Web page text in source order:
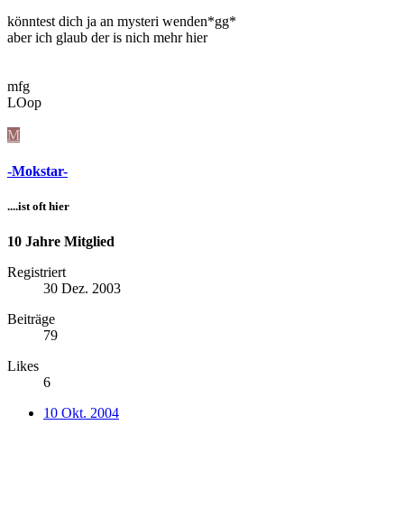
könntest dich ja an mysteri wenden*gg*
aber ich glaub der is nich mehr hier
mfg
LOop
M
-Mokstar-
....ist oft hier
10 Jahre Mitglied
Registriert
30 Dez. 2003
Beiträge
79
Likes
6
10 Okt. 2004